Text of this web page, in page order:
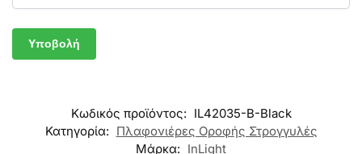
Κωδικός προϊόντος: IL42035-B-Black
Κατηγορία: Πλαφονιέρες Οροφής Στρογγυλές
Μάρκα: InLight